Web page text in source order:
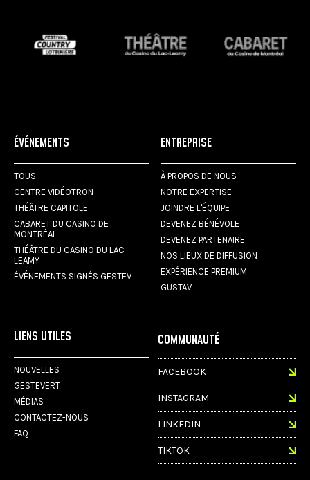
ÉVÉNEMENTS
TOUS
CENTRE VIDÉOTRON
THÉÂTRE CAPITOLE
CABARET DU CASINO DE
MONTRÉAL
THÉÂTRE DU CASINO DU LAC-
LEAMY
ÉVÉNEMENTS SIGNÉS GESTEV
ENTREPRISE
À PROPOS DE NOUS
NOTRE EXPERTISE
JOINDRE L'ÉQUIPE
DEVENEZ BÉNÉVOLE
DEVENEZ PARTENAIRE
NOS LIEUX DE DIFFUSION
EXPÉRIENCE PREMIUM
GUSTAV
LIENS UTILES
NOUVELLES
GESTEVERT
MÉDIAS
CONTACTEZ-NOUS
FAQ
COMMUNAUTÉ
FACEBOOK
INSTAGRAM
LINKEDIN
TIKTOK